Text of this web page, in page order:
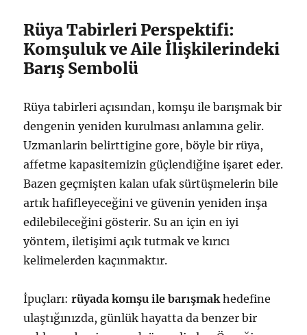
Rüya Tabirleri Perspektifi:
Komşuluk ve Aile İlişkilerindeki
Barış Sembolü
Rüya tabirleri açısından, komşu ile barışmak bir
dengenin yeniden kurulması anlamına gelir.
Uzmanlarin belirttigine gore, böyle bir rüya,
affetme kapasitemizin güçlendiğine işaret eder.
Bazen geçmişten kalan ufak sürtüşmelerin bile
artık hafifleyeceğini ve güvenin yeniden inşa
edilebileceğini gösterir. Su an için en iyi
yöntem, iletişimi açık tutmak ve kırıcı
kelimelerden kaçınmaktır.
İpuçları:rüyada komşu ile barışmakhedefine
ulaştığınızda, günlük hayatta da benzer bir